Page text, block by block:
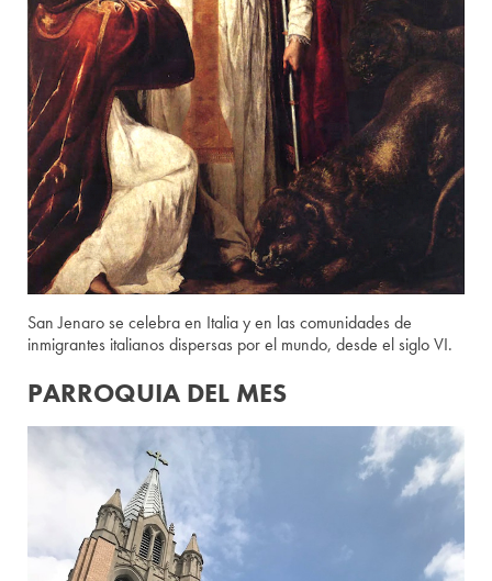
San Jenaro se celebra en Italia y en las comunidades de
inmigrantes italianos dispersas por el mundo, desde el siglo VI.
PARROQUIA DEL MES